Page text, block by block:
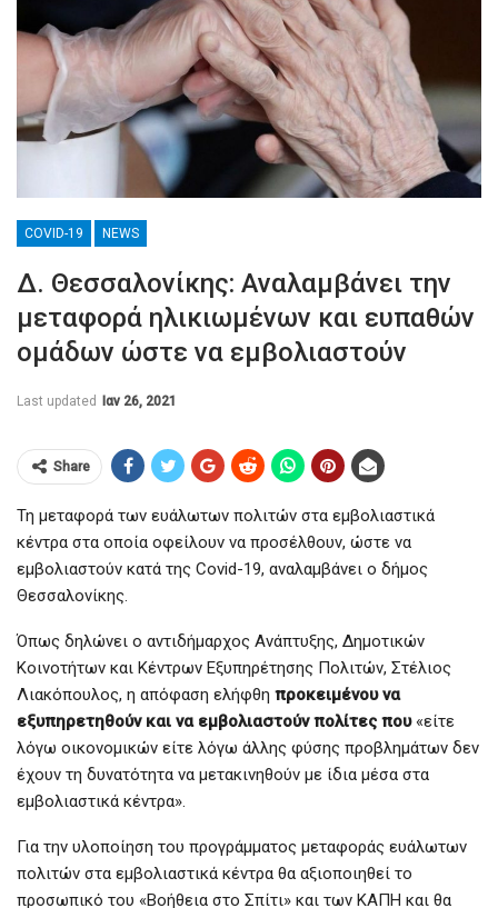
COVID-19 NEWS
Δ. Θεσσαλονίκης: Αναλαμβάνει την
μεταφορά ηλικιωμένων και ευπαθών
ομάδων ώστε να εμβολιαστούν
Last updated Ιαν 26, 2021
Share
Τη μεταφορά των ευάλωτων πολιτών στα εμβολιαστικά
κέντρα στα οποία οφείλουν να προσέλθουν, ώστε να
εμβολιαστούν κατά της Covid-19, αναλαμβάνει ο δήμος
Θεσσαλονίκης.
Όπως δηλώνει ο αντιδήμαρχος Ανάπτυξης, Δημοτικών
Κοινοτήτων και Κέντρων Εξυπηρέτησης Πολιτών, Στέλιος
Λιακόπουλος, η απόφαση ελήφθη προκειμένου να
εξυπηρετηθούν και να εμβολιαστούν πολίτες που«είτε
λόγω οικονομικών είτε λόγω άλλης φύσης προβλημάτων δεν
έχουν τη δυνατότητα να μετακινηθούν με ίδια μέσα στα
εμβολιαστικά κέντρα».
Για την υλοποίηση του προγράμματος μεταφοράς ευάλωτων
πολιτών στα εμβολιαστικά κέντρα θα αξιοποιηθεί το
προσωπικό του «Βοήθεια στο Σπίτι» και των ΚΑΠΗ και θα